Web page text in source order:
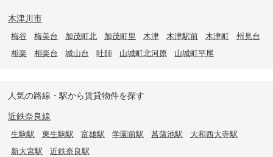
木津川市
梅谷 梅美台 加茂町北 加茂町里 木津 木津駅前 木津町
州見台
相楽
相楽台 城山台 吐師 山城町北河原 山城町平尾
人気の路線・駅から賃貸物件を探す
近鉄奈良線
生駒駅 東生駒駅 富雄駅 学園前駅 菖蒲池駅
大和西大寺駅
新大宮駅
近鉄奈良駅